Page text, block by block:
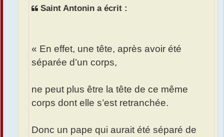
Saint Antonin a écrit :
« En effet, une tête, après avoir été
séparée d’un corps,
ne peut plus être la tête de ce même
corps dont elle s’est retranchée.
Donc un pape qui aurait été séparé de